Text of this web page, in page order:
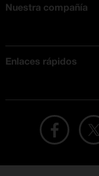
Nuestra compañía
Enlaces rápidos